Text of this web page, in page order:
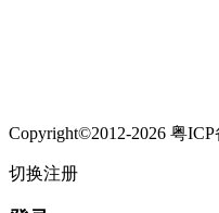
Copyright©2012-2026 粤ICP
切换注册